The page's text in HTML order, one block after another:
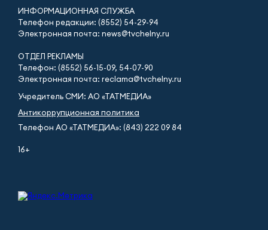
ИНФОРМАЦИОННАЯ СЛУЖБА
Телефон редакции: (8552) 54-29-94
Электронная почта: news@tvchelny.ru
ОТДЕЛ РЕКЛАМЫ
Телефон: (8552) 56-15-09, 54-07-90
Электронная почта: reclama@tvchelny.ru
Учредитель СМИ: АО «ТАТМЕДИА»
Антикоррупционная политика
Телефон АО «ТАТМЕДИА»: (843) 222 09 84
16+